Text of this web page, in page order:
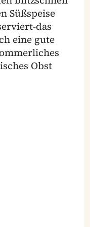
Süßspeise
das
eine gute
Obst